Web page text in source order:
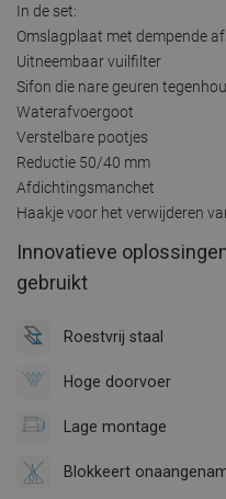
In de set:
Omslagplaat met dempende
Uitneembaar vuilfilter
Sifon die nare geuren
Waterafvoergoot
Verstelbare pootjes
Reductie 50/40 mm
Afdichtingsmanchet
Haakje voor het verwijderen
Innovatieve
gebruikt
Roestvrij staal
Hoge doorvoer
Lage montage
Blokkeert